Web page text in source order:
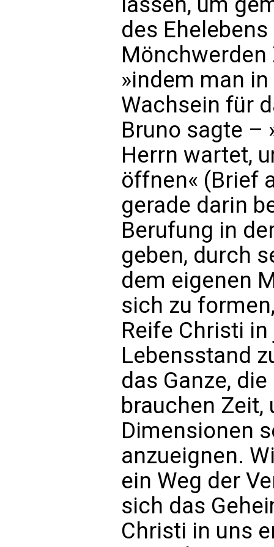
des
Mönchwerden
»indem man
Wachsein für
Bruno sagte –
Herrn wartet,
öffnen« (Brief
gerade darin
Berufung in
geben, durch
dem eigenen
sich zu
Reife Christi
Lebensstand
das Ganze,
brauchen Zeit,
Dimensionen
anzueignen.
ein Weg der
sich das
Christi in uns